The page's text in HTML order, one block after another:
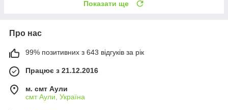
Показати ще
Про нас
99% позитивних з 643 відгуків за рік
Працює з 21.12.2016
м. смт Аули
смт Аули, Україна